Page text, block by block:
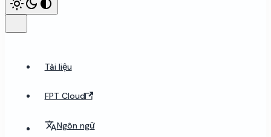
Tài liệu
FPT Cloud
Ngôn ngữ